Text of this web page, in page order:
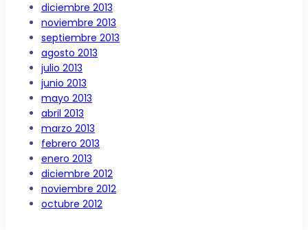
diciembre 2013
noviembre 2013
septiembre 2013
agosto 2013
julio 2013
junio 2013
mayo 2013
abril 2013
marzo 2013
febrero 2013
enero 2013
diciembre 2012
noviembre 2012
octubre 2012